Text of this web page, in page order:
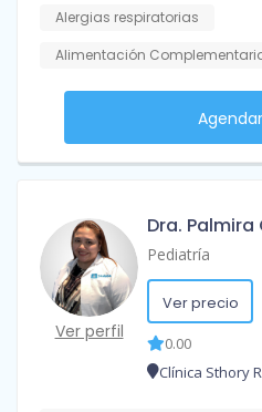
Alergias respiratorias
Alimentación
Ver perfil
Dra.
Pediatría
Ver precio
0.00
Clínica Sthory